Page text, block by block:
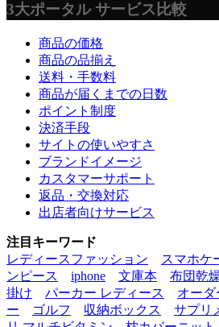
3大ポータル サービス比較
商品の価格
商品の品揃え
送料・手数料
商品が届くまでの日数
ポイント制度
決済手段
サイトの使いやすさ
ブランドイメージ
カスタマーサポート
返品・交換対応
出店者向けサービス
注目キーワード
レディースファッション
スマホケ
ンピース
iphone 文庫本 布団乾
掛け
パーカー レディース オーダ
ー
ゴルフ 収納ボックス サプリ